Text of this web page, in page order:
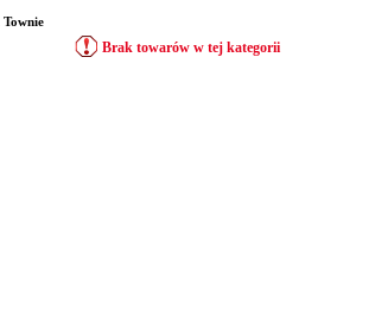
Brak towarów w tej kategorii